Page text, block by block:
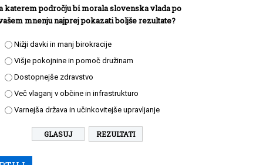
katerem področju bi morala slovenska vlada po
mnenju najprej pokazati boljše rezultate?
Nižji davki in manj birokracije
Višje pokojnine in pomoč družinam
Dostopnejše zdravstvo
Več vlaganj v občine in infrastrukturo
Varnejša država in učinkovitejše upravljanje
REZULTATI